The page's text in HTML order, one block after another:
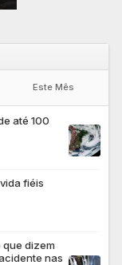
Este Mês
até 100
fiéis
que dizem
nas